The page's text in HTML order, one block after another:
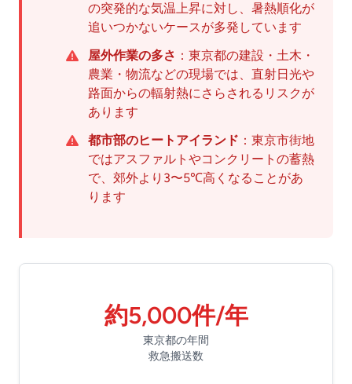
の突発的な気温上昇に対し、暑熱順化が
追いつかないケースが多発しています
屋外作業の多さ ：東京都の建設・土木・
農業・物流などの現場では、直射日光や
路面からの輻射熱にさらされるリスクが
あります
都市部のヒートアイランド ：東京市街地
ではアスファルトやコンクリートの蓄熱
で、郊外より3〜5℃高くなることがあ
ります
約5,000件/年
東京都の年間
救急搬送数